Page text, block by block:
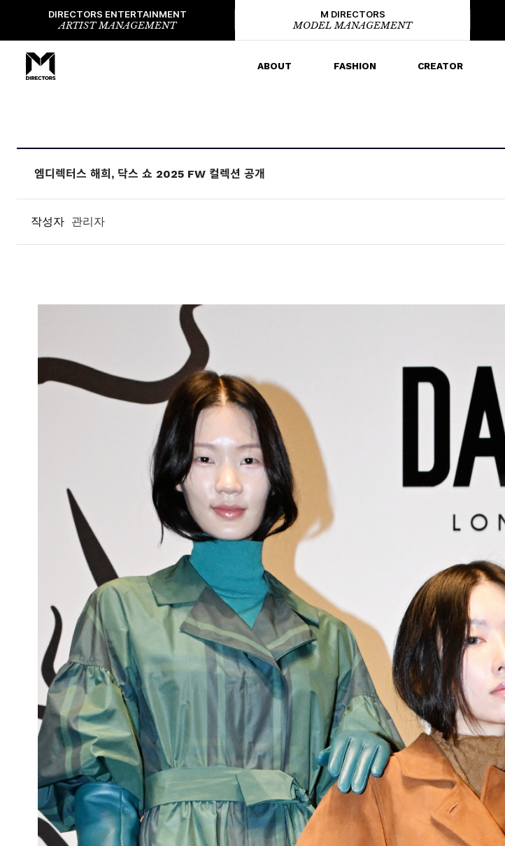
DIRECTORS ENTERTAINMENT
ARTIST MANAGEMENT
M DIRECTORS
MODEL MANAGEMENT
ABOUT FASHION CREATOR
엠디렉터스 해희, 닥스 쇼 2025 FW 컬렉션 공개
작성자 관리자